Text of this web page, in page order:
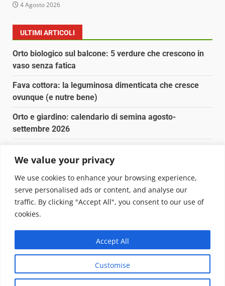
We value your privacy
We use cookies to enhance your browsing experience,
serve personalised ads or content, and analyse our
traffic. By clicking "Accept All", you consent to our use of
cookies.
Customise
Accept All
4 Agosto 2026
ULTIMI ARTICOLI
Orto biologico sul balcone: 5 verdure che crescono in
vaso senza fatica
Fava cottora: la leguminosa dimenticata che cresce
ovunque (e nutre bene)
Orto e giardino: calendario di semina agosto-
settembre 2026
Fava cottora: come cucinarla, quando è di stagione e
perché vale la pena
Copyright © 2025 Biopianeta.it proprietà di Jws Media
Questo blog non è una testata giornalistica, in quanto
viene aggiornato senza alcuna periodicità. Non può
pertanto considerarsi un prodotto editoriale ai sensi
della legge n. 62 del 07.03.2001|DarkNewsvon AF
themes.